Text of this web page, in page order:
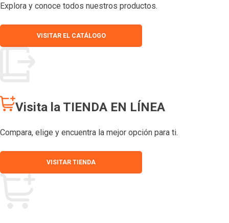
Explora y conoce todos nuestros productos.
VISITAR EL CATÁLOGO
Visita la TIENDA EN LÍNEA
Compara, elige y encuentra la mejor opción para ti.
VISITAR TIENDA